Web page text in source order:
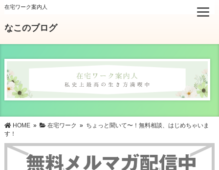
在宅ワーク案内人
なこのブログ
HOME» 在宅ワーク » ちょっと聞いて〜！無料相談、はじめちゃいま
す！